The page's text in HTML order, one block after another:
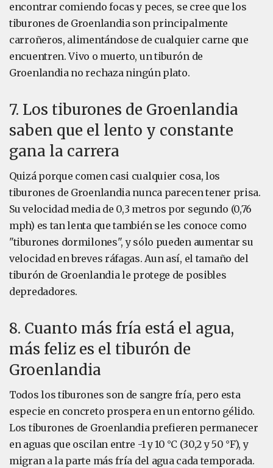
encontrar comiendo focas y peces, se cree que los
tiburones de Groenlandia son principalmente
carroñeros, alimentándose de cualquier carne que
encuentren. Vivo o muerto, un tiburón de
Groenlandia no rechaza ningún plato.
7. Los tiburones de Groenlandia
saben que el lento y constante
gana la carrera
Quizá porque comen casi cualquier cosa, los
tiburones de Groenlandia nunca parecen tener prisa.
Su velocidad media de 0,3 metros por segundo (0,76
mph) es tan lenta que también se les conoce como
"tiburones dormilones", y sólo pueden aumentar su
velocidad en breves ráfagas. Aun así, el tamaño del
tiburón de Groenlandia le protege de posibles
depredadores.
8. Cuanto más fría está el agua,
más feliz es el tiburón de
Groenlandia
Todos los tiburones son de sangre fría, pero esta
especie en concreto prospera en un entorno gélido.
Los tiburones de Groenlandia prefieren permanecer
en aguas que oscilan entre -1 y 10 °C (30,2 y 50 °F), y
migran a la parte más fría del agua cada temporada.